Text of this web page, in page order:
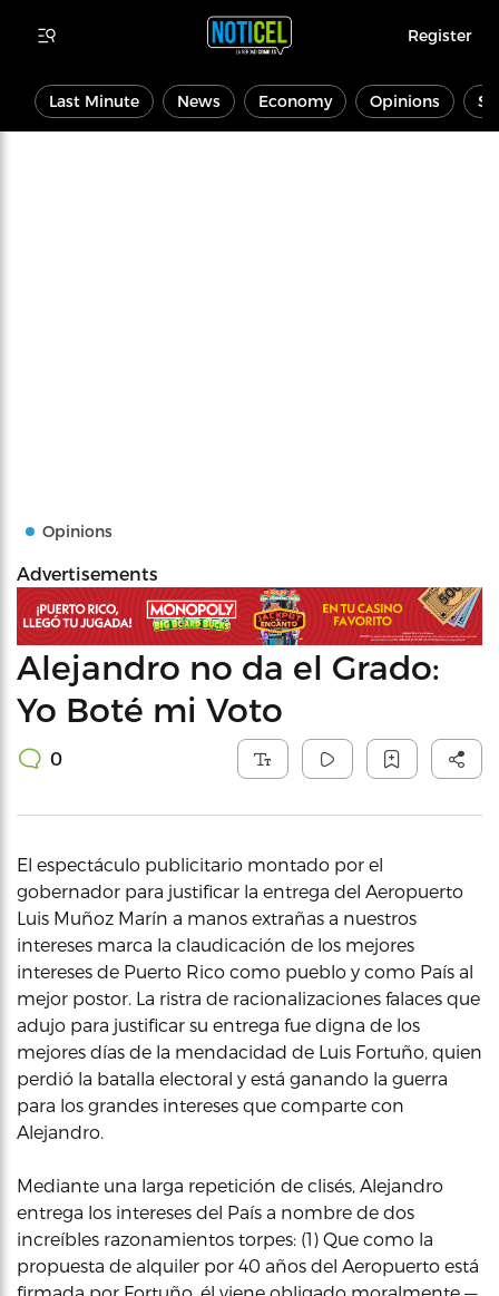
Register
Last Minute News Economy Opinions
Opinions
Advertisements
Alejandro no da el Grado:
Yo Boté mi Voto
0
El espectáculo publicitario montado por el
gobernador para justificar la entrega del Aeropuerto
Luis Muñoz Marín a manos extrañas a nuestros
intereses marca la claudicación de los mejores
intereses de Puerto Rico como pueblo y como País al
mejor postor. La ristra de racionalizaciones falaces que
adujo para justificar su entrega fue digna de los
mejores días de la mendacidad de Luis Fortuño, quien
perdió la batalla electoral y está ganando la guerra
para los grandes intereses que comparte con
Alejandro.
Mediante una larga repetición de clisés, Alejandro
entrega los intereses del País a nombre de dos
increíbles razonamientos torpes: (1) Que como la
propuesta de alquiler por 40 años del Aeropuerto está
firmada por Fortuño, él viene obligado moralmente —